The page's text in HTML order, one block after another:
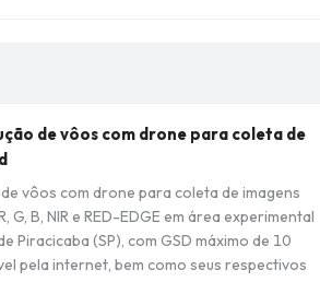
de vôos com drone para coleta de
vôos com drone para coleta de imagens
B, NIR e RED-EDGE em área experimental
Piracicaba (SP), com GSD máximo de 10
pela internet, bem como seus respectivos